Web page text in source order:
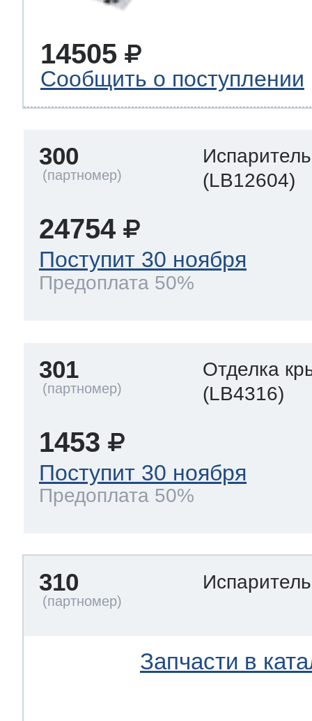
14505
Сообщить о поступлении
300
(LB12604)
24754
Поступит 30 ноября
Предоплата 50%
301
Отделка
(LB4316)
1453
Поступит 30 ноября
Предоплата 50%
310
Запчасти в